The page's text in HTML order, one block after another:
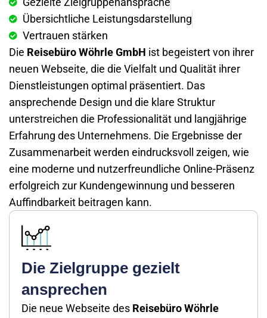
Übersichtliche Leistungsdarstellung
Vertrauen stärken
Die Reisebüro Wöhrle GmbH ist begeistert von ihrer
neuen Webseite, die die Vielfalt und Qualität ihrer
Dienstleistungen optimal präsentiert. Das
ansprechende Design und die klare Struktur
unterstreichen die Professionalität und langjährige
Erfahrung des Unternehmens. Die Ergebnisse der
Zusammenarbeit werden eindrucksvoll zeigen, wie
eine moderne und nutzerfreundliche Online-Präsenz
erfolgreich zur Kundengewinnung und besseren
Auffindbarkeit beitragen kann.
Die Zielgruppe gezielt
ansprechen
Die neue Webseite des Reisebüro Wöhrle